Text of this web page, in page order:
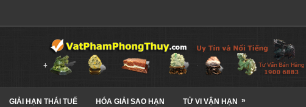
GIẢI HẠN THÁI TUẾ HÓA GIẢI SAO HẠN TỬ VI VẬN HẠN »